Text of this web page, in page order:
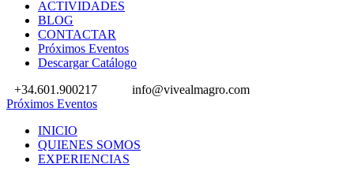
ACTIVIDADES
BLOG
CONTACTAR
Próximos Eventos
Descargar Catálogo
+34.601.900217
info@vivealmagro.com
Próximos Eventos
INICIO
QUIENES SOMOS
EXPERIENCIAS